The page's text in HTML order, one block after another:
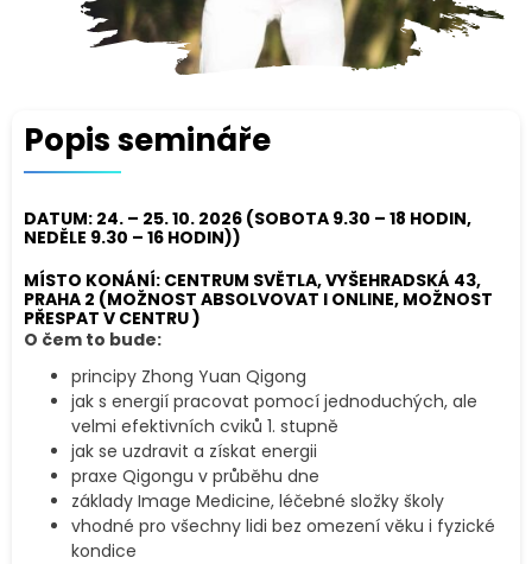
Popis semináře
DATUM: 24. – 25. 10. 2026 (SOBOTA 9.30 – 18 HODIN,
NEDĚLE 9.30 – 16 HODIN))
MÍSTO KONÁNÍ: CENTRUM SVĚTLA, VYŠEHRADSKÁ 43,
PRAHA 2 (MOŽNOST ABSOLVOVAT I ONLINE, MOŽNOST
PŘESPAT V CENTRU )
O čem to bude:
principy Zhong Yuan Qigong
jak s energií pracovat pomocí jednoduchých, ale
velmi efektivních cviků 1. stupně
jak se uzdravit a získat energii
praxe Qigongu v průběhu dne
základy Image Medicine, léčebné složky školy
vhodné pro všechny lidi bez omezení věku i fyzické
kondice